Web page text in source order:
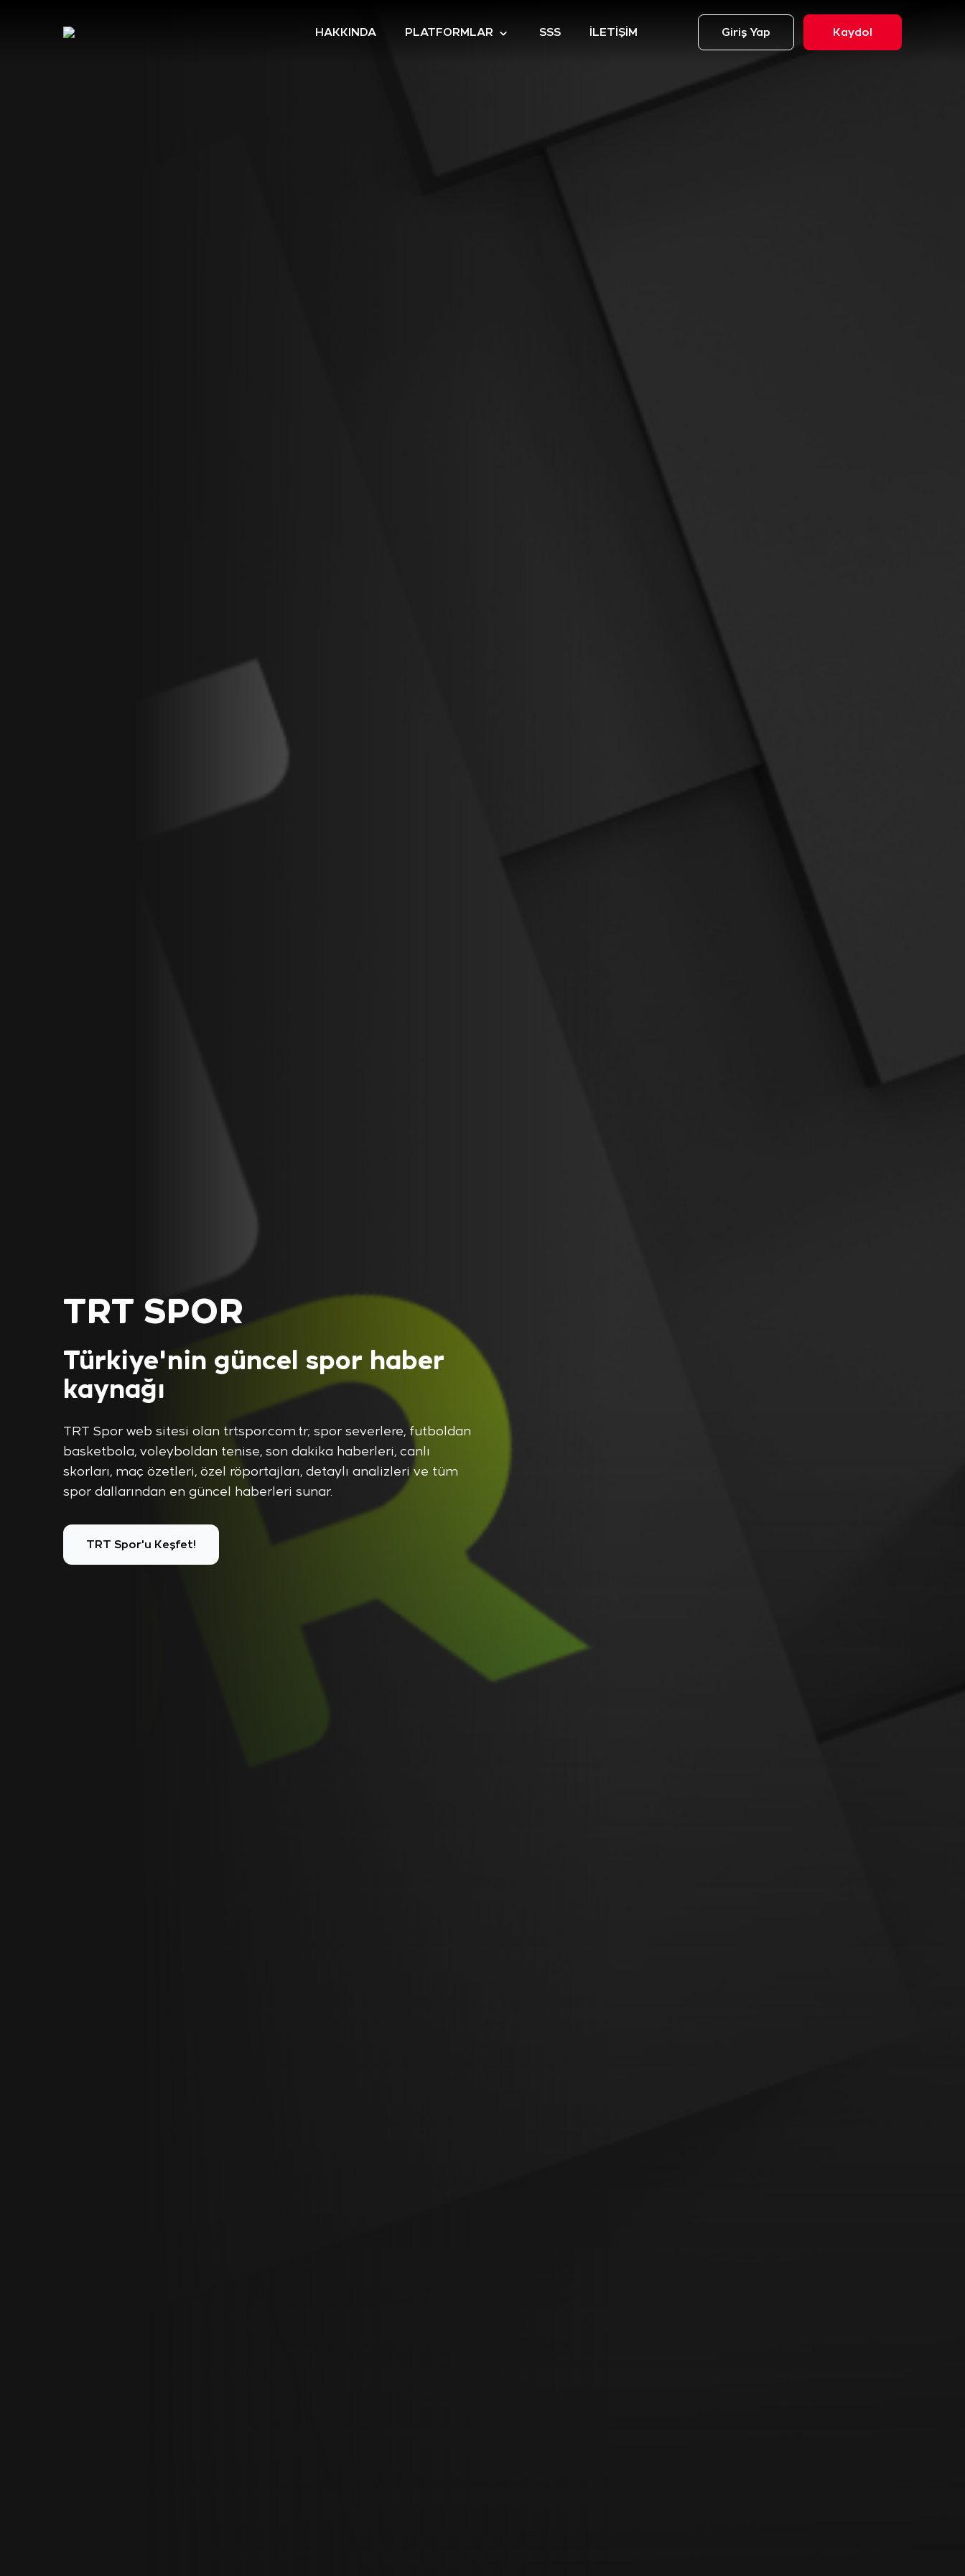
HAKKINDA PLATFORMLAR SSS İLETİŞİM Giriş Yap Kaydol
TRT SPOR
Türkiye'nin güncel spor haber
kaynağı
TRT Spor web sitesi olan trtspor.com.tr; spor severlere, futboldan
basketbola, voleyboldan tenise, son dakika haberleri, canlı
skorları, maç özetleri, özel röportajları, detaylı analizleri ve tüm
spor dallarından en güncel haberleri sunar.
TRT Spor'u Keşfet!